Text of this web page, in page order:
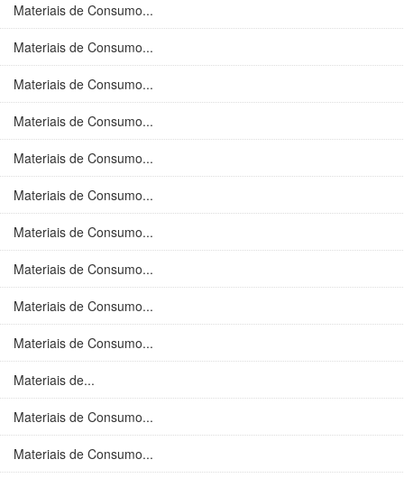
Materiais de Consumo...
Materiais de Consumo...
Materiais de Consumo...
Materiais de Consumo...
Materiais de Consumo...
Materiais de Consumo...
Materiais de Consumo...
Materiais de Consumo...
Materiais de Consumo...
Materiais de Consumo...
Materiais de...
Materiais de Consumo...
Materiais de Consumo...